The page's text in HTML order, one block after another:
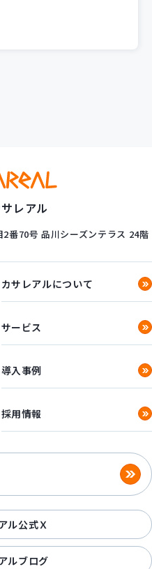
レアル
番70号 品川シーズンテラス 24階
カサレアルについて
サービス
導入事例
採用情報
ル公式Ｘ
ルブログ